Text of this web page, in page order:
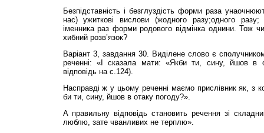
Безпідставність і безглуздість форми раза
нас) ужиткові вислови (жодного разу;одного
іменника раз форми родового відмінка однини. Тож чи
хибний розв’язок?
Варіант 3, завдання 30. Виділене слово є
реченні: «І сказала мати: «Якби ти, сину, йшов в
відповідь на с.124).
Насправді ж у цьому реченні маємо прислівник як, з
би ти, сину, йшов в отаку погоду?».
А правильну відповідь становить речення зі
люблю, зате чванливих не терплю».